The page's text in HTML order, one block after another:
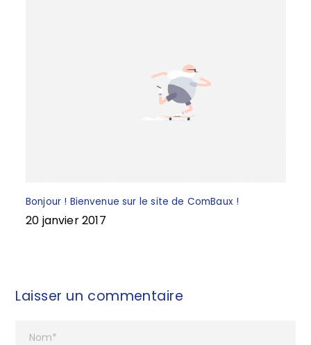
Bonjour ! Bienvenue sur le site de ComBaux !
20 janvier 2017
Laisser un commentaire